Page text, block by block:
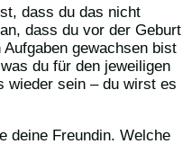
dass du das nicht
dass du vor der Geburt
gewachsen bist
du für den jeweiligen
wieder sein – du wirst es
deine Freundin. Welche